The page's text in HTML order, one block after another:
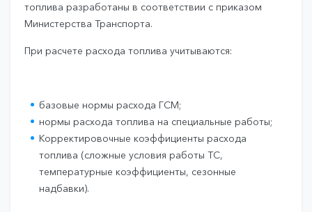
топлива разработаны в соответствии с приказом
Министерства Транспорта.
При расчете расхода топлива учитываются:
базовые нормы расхода ГСМ;
нормы расхода топлива на специальные работы;
Корректировочные коэффициенты расхода
топлива (сложные условия работы ТС,
температурные коэффициенты, сезонные
надбавки).